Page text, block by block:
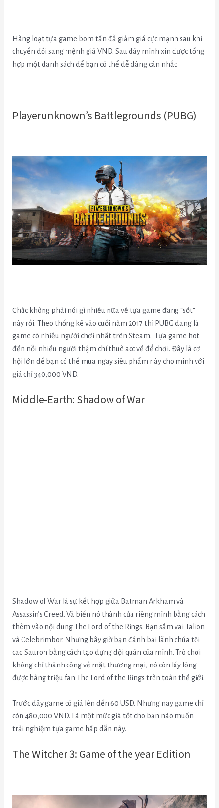
Hàng loạt tựa game bom tấn đẫ giảm giá cực mạnh sau khi
chuyển đổi sang mệnh giá VND. Sau đây mình xin được tổng
hợp một danh sách để bạn có thể dễ dàng cân nhắc.
Playerunknown’s Battlegrounds (PUBG)
Chắc không phải nói gì nhiều nữa về tựa game đang “sốt”
này rồi. Theo thống kê vào cuối năm 2017 thì PUBG đang là
game có nhiều người chơi nhất trên Steam. Tựa game hot
đến nỗi nhiều người thậm chí thuê acc về để chơi. Đây là cơ
hội lớn để bạn có thể mua ngay siêu phẩm này cho mình với
giá chỉ 340,000 VND.
Middle-Earth: Shadow of War
Shadow of War là sự kết hợp giữa Batman Arkham và
Assassin’s Creed. Và biến nó thành của riêng mình bằng cách
thêm vào nội dung The Lord of the Rings. Bạn sắm vai Talion
và Celebrimbor. Nhưng bây giờ bạn đánh bại lãnh chúa tối
cao Sauron bằng cách tạo dựng đội quân của mình. Trò chơi
không chỉ thành công về mặt thương mại, nó còn lấy lòng
được hàng triệu fan The Lord of the Rings trên toàn thế giới.
Trước đây game có giá lên đến 60 USD. Nhưng nay game chỉ
còn 480,000 VND. Là một mức giá tốt cho bạn nào muốn
trải nghiệm tựa game hấp dẫn này.
The Witcher 3: Game of the year Edition